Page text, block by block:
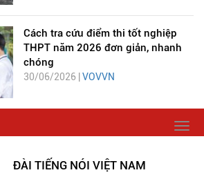
Cách tra cứu điểm thi tốt nghiệp
THPT năm 2026 đơn giản, nhanh
chóng
30/06/2026 | VOVVN
ĐÀI TIẾNG NÓI VIỆT NAM